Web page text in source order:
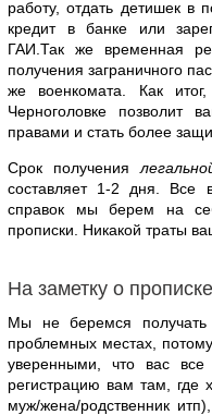
работу, отдать детишек
кредит в банке или
ГАИ.Так же временная
получения заграничного
же военкомата. Как
Черноголовке позволит
правами и стать более
Срок получения
составляет 1-2 дня. Все
справок мы берем на
прописки. Никакой траты
На заметку о прописке
Мы не беремся получать
проблемных местах,
уверенными, что вас все
регистрацию вам там, где
муж/жена/родственник